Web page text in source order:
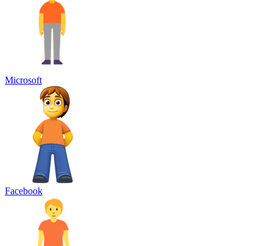
Microsoft
Facebook